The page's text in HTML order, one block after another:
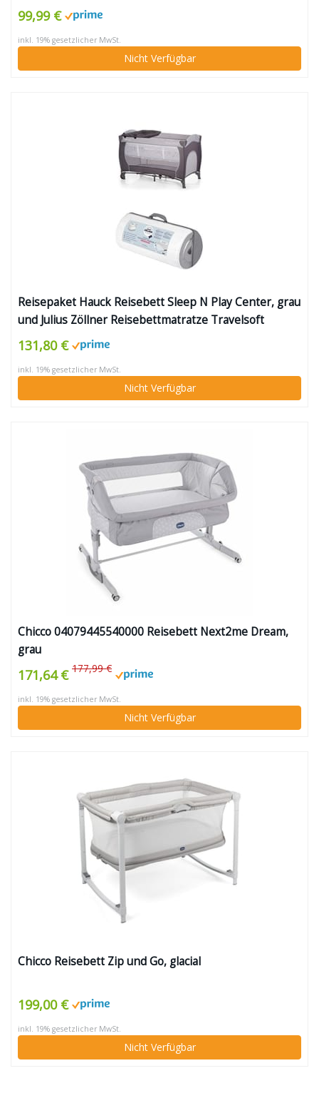
zusammenklappbar (Yellow Scandi)
99,99 €
inkl. 19% gesetzlicher MwSt.
Nicht Verfügbar
Reisepaket Hauck Reisebett Sleep N Play Center, grau
und Julius Zöllner Reisebettmatratze Travelsoft
Premium, 60 x 120 cm
131,80 €
inkl. 19% gesetzlicher MwSt.
Nicht Verfügbar
Chicco 04079445540000 Reisebett Next2me Dream,
grau
171,64 € 177,99 €
inkl. 19% gesetzlicher MwSt.
Nicht Verfügbar
Chicco Reisebett Zip und Go, glacial
199,00 €
inkl. 19% gesetzlicher MwSt.
Nicht Verfügbar